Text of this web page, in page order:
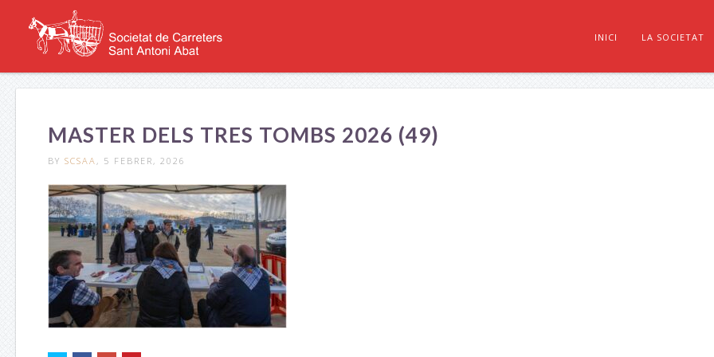
INICI LA SOCIETAT
MASTER DELS TRES TOMBS 2026 (49)
BY SCSAA , 5 FEBRER, 2026